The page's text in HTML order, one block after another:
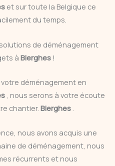
et sur toute la Belgique ce
du temps.
solutions de déménagement
à Bierghes !
déménagement en
, nous serons à votre écoute
chantier. Bierghes
nous avons acquis une
de déménagement, nous
récurrents et nous